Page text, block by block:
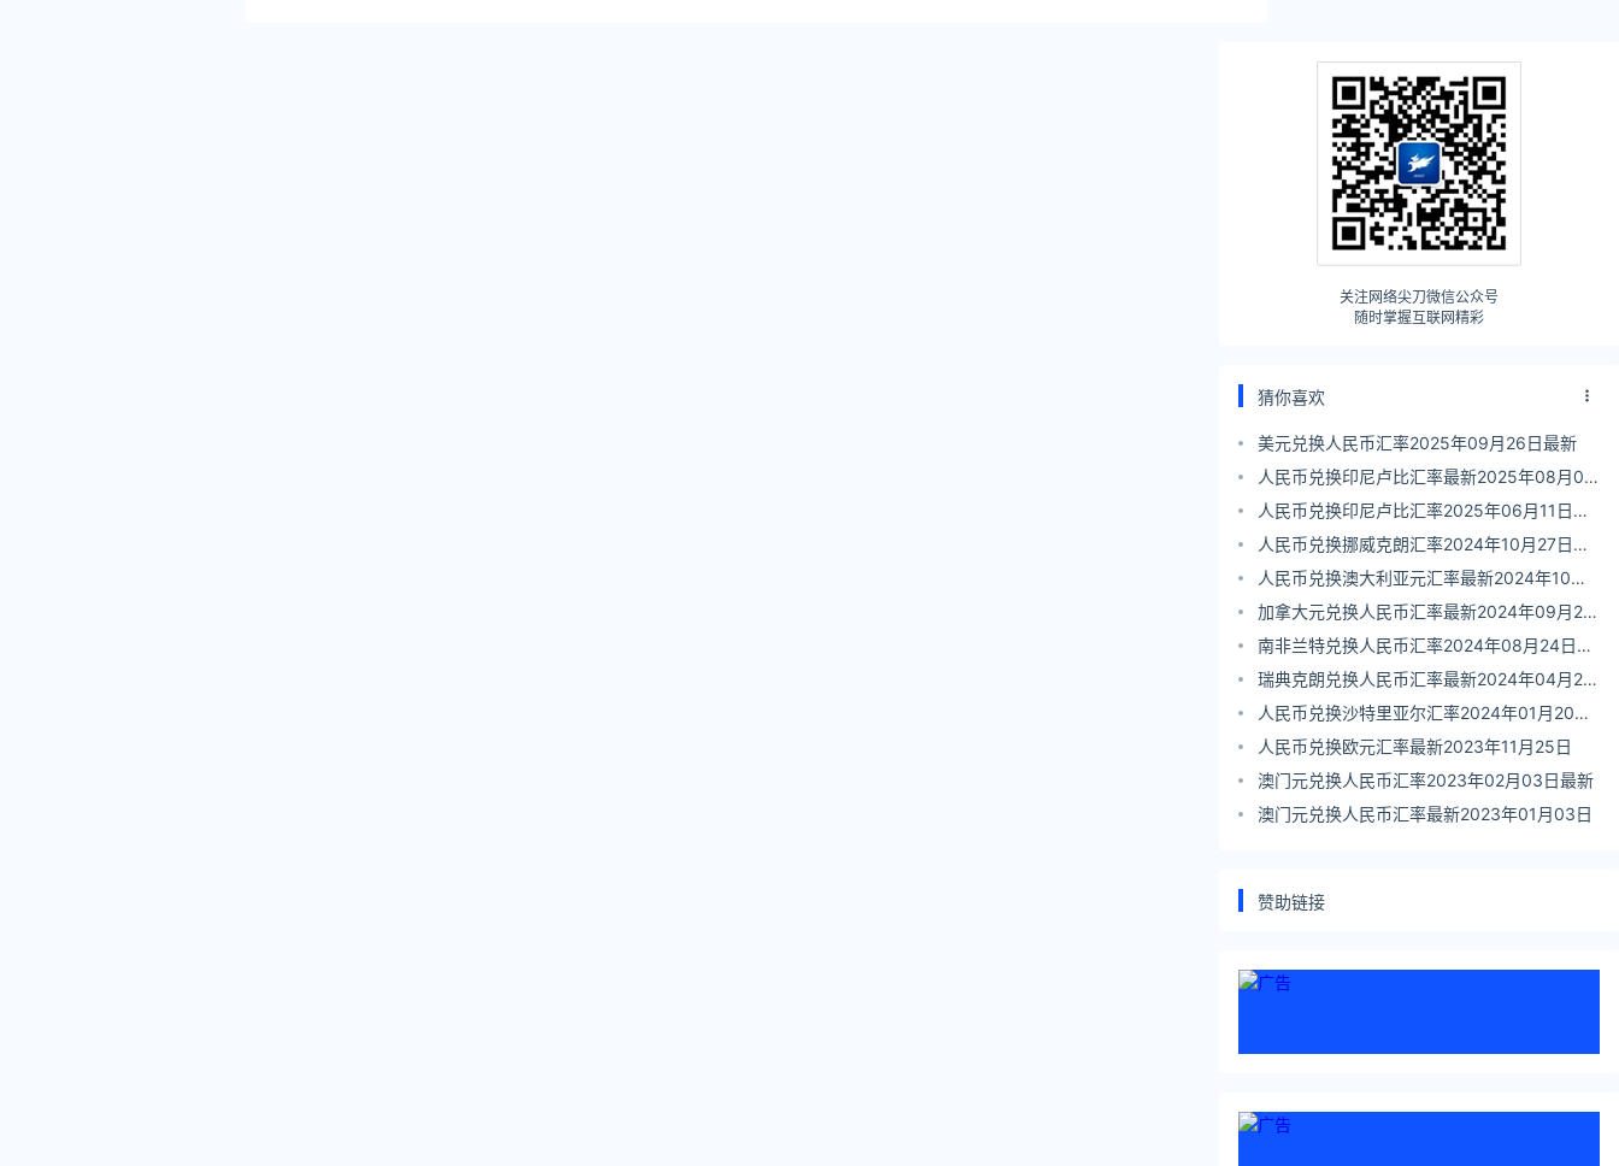
关注网络尖刀微信公众号
随时掌握互联网精彩
猜你喜欢
美元兑换人民币汇率2025年09月26日最新
人民币兑换印尼卢比汇率最新2025年08月06
日
人民币兑换印尼卢比汇率2025年06月11日最
新
人民币兑换挪威克朗汇率2024年10月27日最
新
人民币兑换澳大利亚元汇率最新2024年10月
22日
加拿大元兑换人民币汇率最新2024年09月25
日
南非兰特兑换人民币汇率2024年08月24日最
新
瑞典克朗兑换人民币汇率最新2024年04月26
日
人民币兑换沙特里亚尔汇率2024年01月20日
最新
人民币兑换欧元汇率最新2023年11月25日
澳门元兑换人民币汇率2023年02月03日最新
澳门元兑换人民币汇率最新2023年01月03日
赞助链接